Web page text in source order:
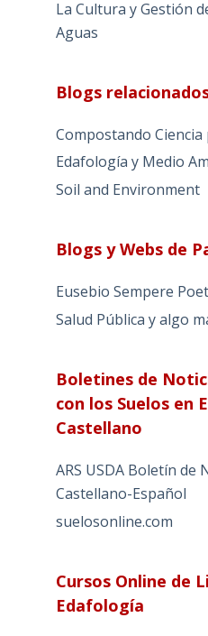
La Cultura y Gestión
Aguas
Blogs
Compostando
Edafología y Medio
Soil and Environment
Blogs y Webs de
Eusebio Sempere
Salud Pública y algo
Boletines de
con los Suelos en
Castellano
ARS USDA Boletín de
Castellano-Español
suelosonline.com
Cursos Online de
Edafología